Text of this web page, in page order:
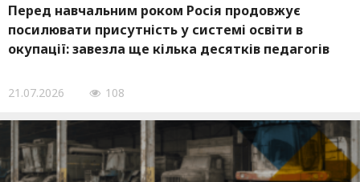
Перед навчальним роком Росія продовжує
посилювати присутність у системі освіти в
окупації: завезла ще кілька десятків педагогів
21.07.2026 108